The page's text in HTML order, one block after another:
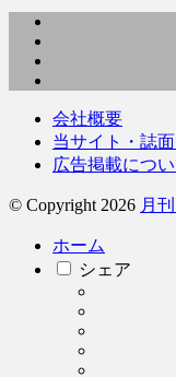
会社概要
当サイト・誌
広告掲載につ
© Copyright 2026 月
ホーム
シェア